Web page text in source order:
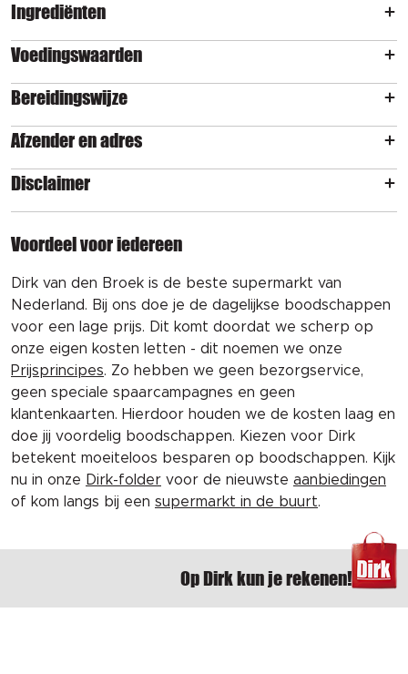
Ingrediënten
Voedingswaarden
Bereidingswijze
Afzender en adres
Disclaimer
Voordeel voor iedereen
Dirk van den Broek is de beste supermarkt van
Nederland. Bij ons doe je de dagelijkse boodschappen
voor een lage prijs. Dit komt doordat we scherp op
onze eigen kosten letten - dit noemen we onze
Prijsprincipes. Zo hebben we geen bezorgservice,
geen speciale spaarcampagnes en geen
klantenkaarten. Hierdoor houden we de kosten laag en
doe jij voordelig boodschappen. Kiezen voor Dirk
betekent moeiteloos besparen op boodschappen. Kijk
nu in onze Dirk-folder voor de nieuwste aanbiedingen
of kom langs bij een supermarkt in de buurt.
Op Dirk kun je rekenen!